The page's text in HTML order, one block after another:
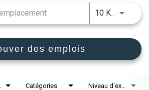
10 KM
des emplois
Catégories